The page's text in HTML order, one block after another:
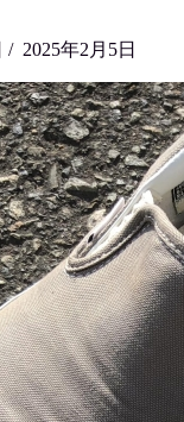
/ 2025年2月5日